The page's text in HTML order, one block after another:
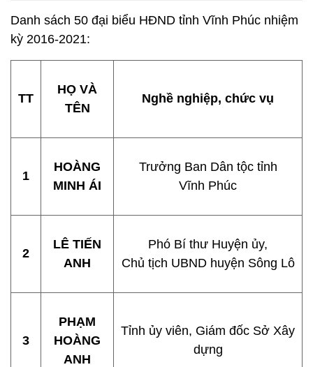
Danh sách 50 đại biểu HĐND tỉnh Vĩnh Phúc nhiệm
kỳ 2016-2021:
TT
HỌ VÀ
TÊN
Nghề nghiệp, chức vụ
1
HOÀNG
MINH ÁI
Trưởng Ban Dân tộc tỉnh
Vĩnh Phúc
2
LÊ TIẾN
ANH
Phó Bí thư Huyện ủy,
Chủ tịch UBND huyện Sông Lô
3
PHẠM
HOÀNG
ANH
Tỉnh ủy viên, Giám đốc Sở Xây
dựng